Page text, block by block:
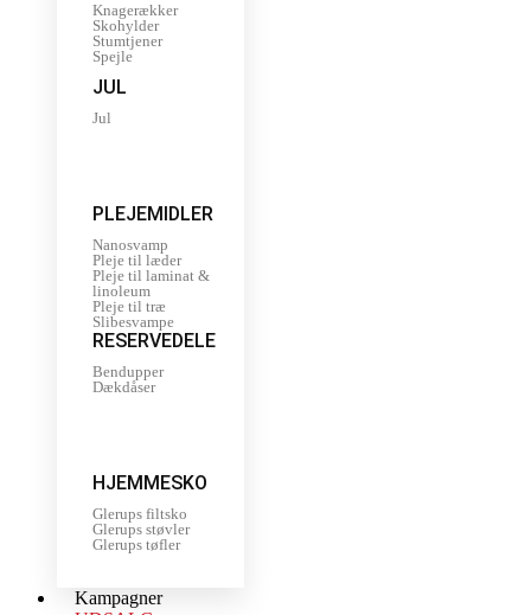
Knagerækker
Skohylder
Stumtjener
Spejle
JUL
Jul
PLEJEMIDLER
Nanosvamp
Pleje til læder
Pleje til laminat &
linoleum
Pleje til træ
Slibesvampe
RESERVEDELE
Bendupper
Dækdåser
HJEMMESKO
Glerups filtsko
Glerups støvler
Glerups tøfler
Kampagner